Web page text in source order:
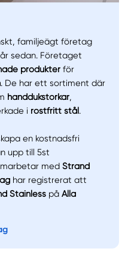
familjeägt företag
sedan. Företaget
produkterför
. De har ett sortiment där
handdukstorkar,
i rostfritt stål.
en kostnadsfri
upp till 5st
medStrand
har registrerat att
Stainless påAlla